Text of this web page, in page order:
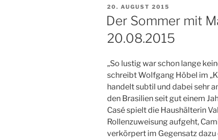
VERÖFFENTLICHT
20. AUGUST 2015
Der Sommer mit
20.08.2015
„So lustig war schon lange
schreibt Wolfgang Höbel im
handelt subtil und dabei sehr
den Brasilien seit gut einem
Casé spielt die Haushälterin
Rollenzuweisung aufgeht,
verkörpert im Gegensatz dazu